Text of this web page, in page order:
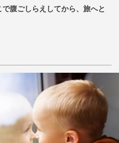
で腹ごしらえしてから、旅へと